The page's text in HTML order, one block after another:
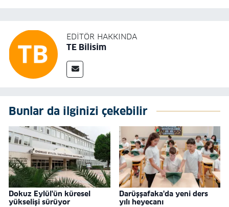
EDITÖR HAKKINDA
TE Bilisim
Bunlar da ilginizi çekebilir
Dokuz Eylül'ün küresel
yükselişi sürüyor
Darüşşafaka'da yeni ders
yılı heyecanı